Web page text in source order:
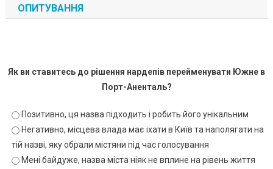
ОПИТУВАННЯ
Як ви ставитесь до рішення нардепів перейменувати Южне в
Порт-Аненталь?
Позитивно, ця назва підходить і робить його унікальним
Негативно, місцева влада має їхати в Київ та наполягати на
тій назві, яку обрали містяни під час голосування
Мені байдуже, назва міста ніяк не вплине на рівень життя